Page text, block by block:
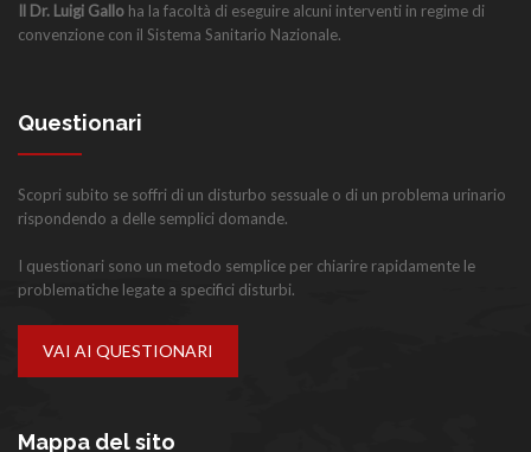
Il Dr. Luigi Gallo ha la facoltà di eseguire alcuni interventi in regime di
convenzione con il Sistema Sanitario Nazionale.
Questionari
Scopri subito se soffri di un disturbo sessuale o di un problema urinario
rispondendo a delle semplici domande.
I questionari sono un metodo semplice per chiarire rapidamente le
problematiche legate a specifici disturbi.
VAI AI QUESTIONARI
Mappa del sito